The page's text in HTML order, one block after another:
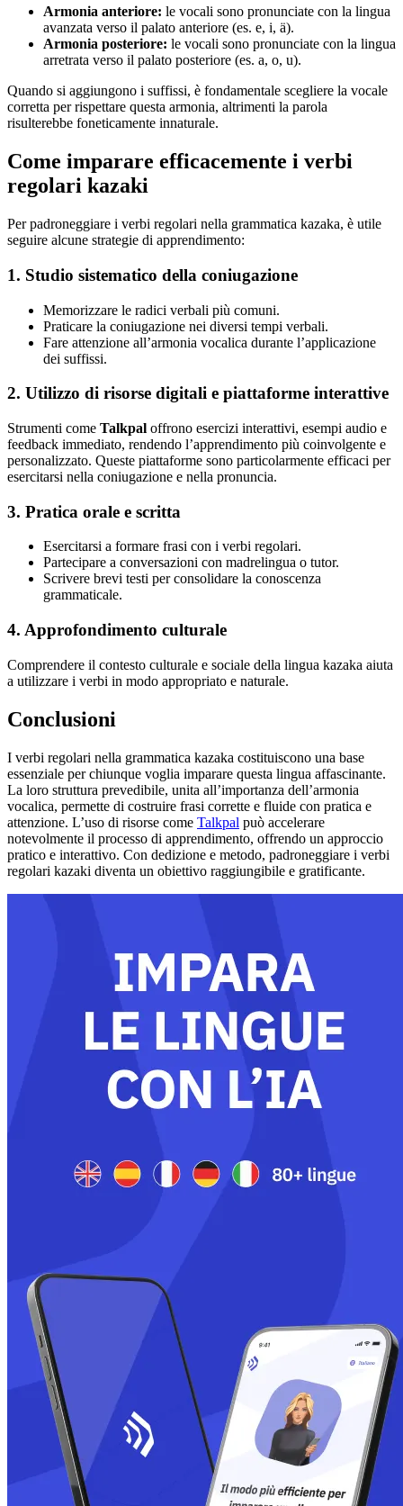
Armonia anteriore: le vocali sono pronunciate con la lingua
avanzata verso il palato anteriore (es. e, i, ä).
Armonia posteriore: le vocali sono pronunciate con la lingua
arretrata verso il palato posteriore (es. a, o, u).
Quando si aggiungono i suffissi, è fondamentale scegliere la vocale
corretta per rispettare questa armonia, altrimenti la parola
risulterebbe foneticamente innaturale.
Come imparare efficacemente i verbi
regolari kazaki
Per padroneggiare i verbi regolari nella grammatica kazaka, è utile
seguire alcune strategie di apprendimento:
1. Studio sistematico della coniugazione
Memorizzare le radici verbali più comuni.
Praticare la coniugazione nei diversi tempi verbali.
Fare attenzione all’armonia vocalica durante l’applicazione
dei suffissi.
2. Utilizzo di risorse digitali e piattaforme interattive
Strumenti come Talkpal offrono esercizi interattivi, esempi audio e
feedback immediato, rendendo l’apprendimento più coinvolgente e
personalizzato. Queste piattaforme sono particolarmente efficaci per
esercitarsi nella coniugazione e nella pronuncia.
3. Pratica orale e scritta
Esercitarsi a formare frasi con i verbi regolari.
Partecipare a conversazioni con madrelingua o tutor.
Scrivere brevi testi per consolidare la conoscenza
grammaticale.
4. Approfondimento culturale
Comprendere il contesto culturale e sociale della lingua kazaka aiuta
a utilizzare i verbi in modo appropriato e naturale.
Conclusioni
I verbi regolari nella grammatica kazaka costituiscono una base
essenziale per chiunque voglia imparare questa lingua affascinante.
La loro struttura prevedibile, unita all’importanza dell’armonia
vocalica, permette di costruire frasi corrette e fluide con pratica e
attenzione. L’uso di risorse come Talkpal può accelerare
notevolmente il processo di apprendimento, offrendo un approccio
pratico e interattivo. Con dedizione e metodo, padroneggiare i verbi
regolari kazaki diventa un obiettivo raggiungibile e gratificante.